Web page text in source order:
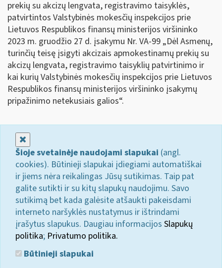
prekių su akcizų lengvata, registravimo taisyklės,
patvirtintos Valstybinės mokesčių inspekcijos prie
Lietuvos Respublikos finansų ministerijos viršininko
2023 m. gruodžio 27 d. įsakymu Nr. VA-99 „Dėl Asmenų,
turinčių teisę įsigyti akcizais apmokestinamų prekių su
akcizų lengvata, registravimo taisyklių patvirtinimo ir
kai kurių Valstybinės mokesčių inspekcijos prie Lietuvos
Respublikos finansų ministerijos viršininko įsakymų
pripažinimo netekusiais galios“.
Šioje svetainėje naudojami slapukai (angl.
cookies). Būtinieji slapukai įdiegiami automatiškai
ir jiems nėra reikalingas Jūsų sutikimas. Taip pat
galite sutikti ir su kitų slapukų naudojimu. Savo
sutikimą bet kada galėsite atšaukti pakeisdami
interneto naršyklės nustatymus ir ištrindami
įrašytus slapukus. Daugiau informacijos Slapukų
politika; Privatumo politika.
Būtinieji slapukai